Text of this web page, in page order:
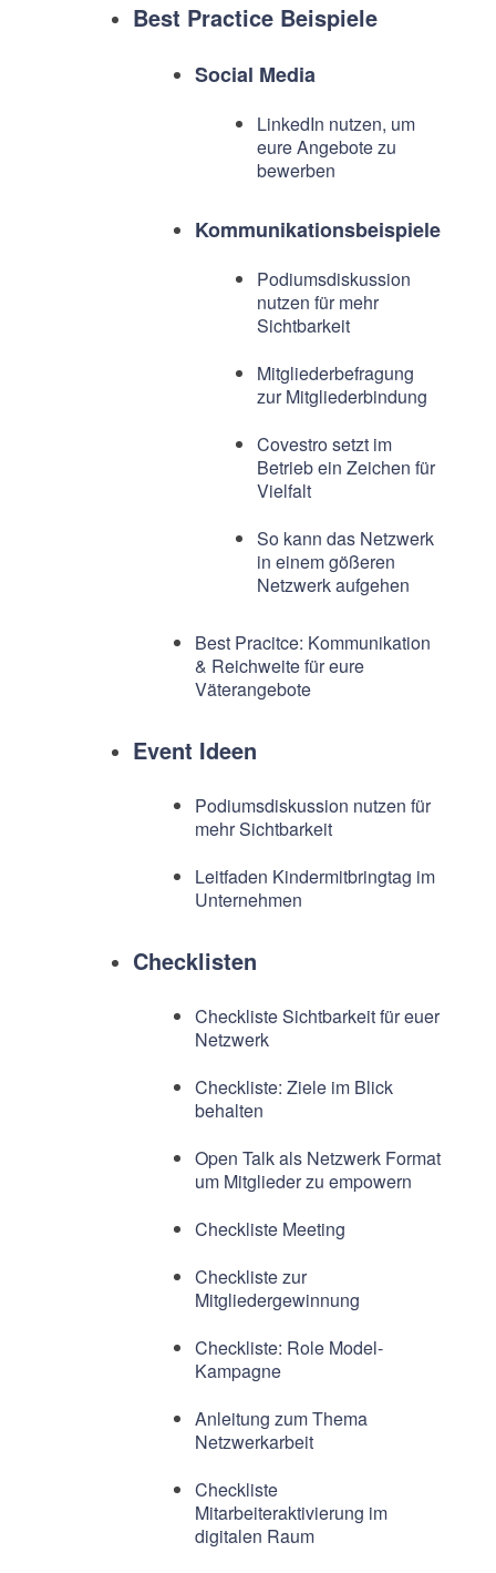
Best Practice Beispiele
Social Media
LinkedIn nutzen, um
eure Angebote zu
bewerben
Kommunikationsbeispiele
Podiumsdiskussion
nutzen für mehr
Sichtbarkeit
Mitgliederbefragung
zur Mitgliederbindung
Covestro setzt im
Betrieb ein Zeichen für
Vielfalt
So kann das Netzwerk
in einem gößeren
Netzwerk aufgehen
Best Pracitce: Kommunikation
& Reichweite für eure
Väterangebote
Event Ideen
Podiumsdiskussion nutzen für
mehr Sichtbarkeit
Leitfaden Kindermitbringtag im
Unternehmen
Checklisten
Checkliste Sichtbarkeit für euer
Netzwerk
Checkliste: Ziele im Blick
behalten
Open Talk als Netzwerk Format
um Mitglieder zu empowern
Checkliste Meeting
Checkliste zur
Mitgliedergewinnung
Checkliste: Role Model-
Kampagne
Anleitung zum Thema
Netzwerkarbeit
Checkliste
Mitarbeiteraktivierung im
digitalen Raum